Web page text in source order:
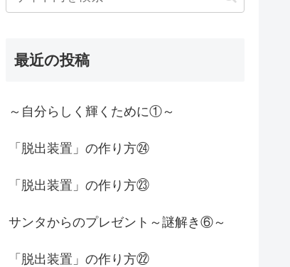
最近の投稿
～自分らしく輝くために①～
「脱出装置」の作り方㉔
「脱出装置」の作り方㉓
サンタからのプレゼント～謎解き⑥～
「脱出装置」の作り方㉒